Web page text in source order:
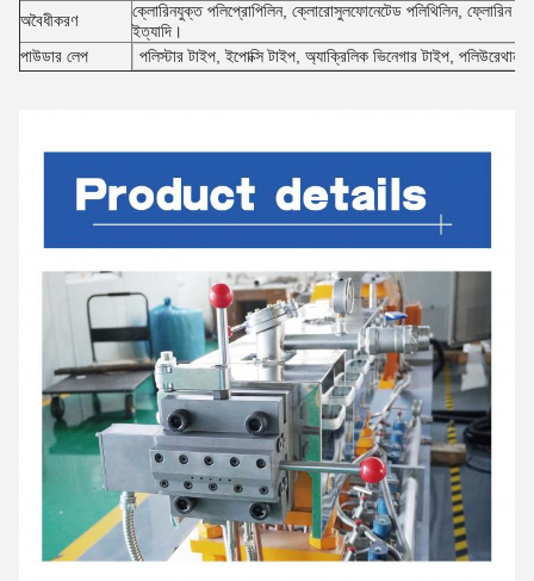
অবৈধীকরণ
ক্লোরিনযুক্ত পলিপ্রোপিলিন, ক্লোরোসুলফোনেটেড পলিথিলিন, ফ্লোরিন
ইত্যাদি।
পাউডার লেপ
পলিস্টার টাইপ, ইপোক্সি টাইপ, অ্যাক্রিলিক ভিনেগার টাইপ,